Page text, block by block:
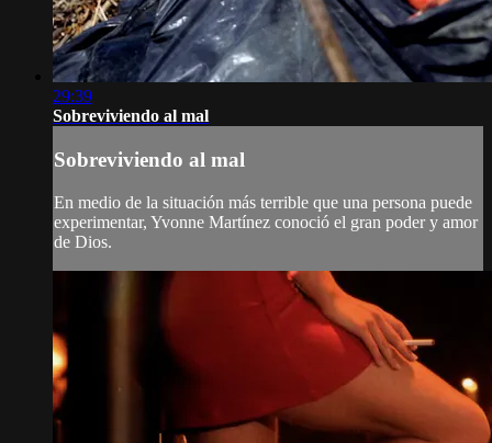
29:39
Sobreviviendo al mal
Sobreviviendo al mal
En medio de la situación más terrible que una persona puede
experimentar, Yvonne Martínez conoció el gran poder y amor
de Dios.